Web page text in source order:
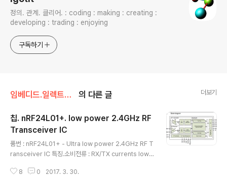
정의. 관계. 클리어. : coding : making : creating :
developing : trading : enjoying
구독하기
임베디드.일렉트로닉스 의 다른 글 더보기
칩. nRF24L01+. low power 2.4GHz RF
Transceiver IC
품번 : nRF24L01+ - Ultra low power 2.4GHz RF T
ransceiver IC 특징.소비전류 : RX/TX currents lowe
압 : 1.9V ~ 3.6VSPI : 10Mbps무선속도 : 250kbps, 1
8 0 2017. 3. 30.